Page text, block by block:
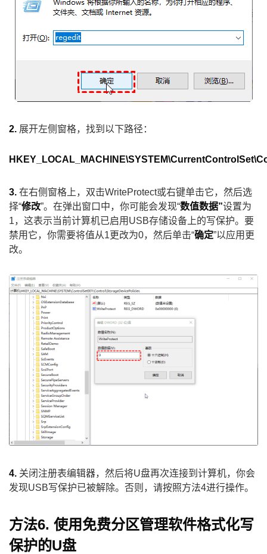
2. 展开左侧窗格，找到以下路径：
3. 在右侧窗格上，双击WriteProtect或右键单击它，然后选
择“修改”。在弹出窗口中，你可能会发现“数值数据”设置为
1，这表示当前计算机已启用USB存储设备上的写保护。要
禁用它，你需要将值从1更改为0，然后单击“确定”以应用更
改。
4. 关闭注册表编辑器，然后将U盘再次连接到计算机，你会
发现USB写保护已被解除。否则，请按照方法4进行操作。
方法6. 使用免费分区管理软件格式化写
保护的U盘